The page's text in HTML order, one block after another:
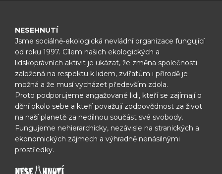
NESEHNUTÍ
Jsme sociálně-ekologická nevládní organizace fungující
od roku 1997. Cílem našich ekologických a
lidskoprávních aktivit je ukázat, že změna společnosti
založená na respektu k lidem, zvířatům i přírodě je
možná a že musí vycházet především zdola.
Proto podporujeme angažované lidi, kteří se zajímají o
dění okolo sebe a kteří považují zodpovědnost za život
na naší planetě za nedílnou součást své svobody.
Fungujeme nehierarchicky, nezávisle na stranických a
ekonomických zájmech a výhradně nenásilnými
prostředky.